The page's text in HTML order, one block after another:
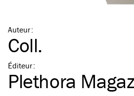
Auteur:
Coll.
Éditeur:
Plethora